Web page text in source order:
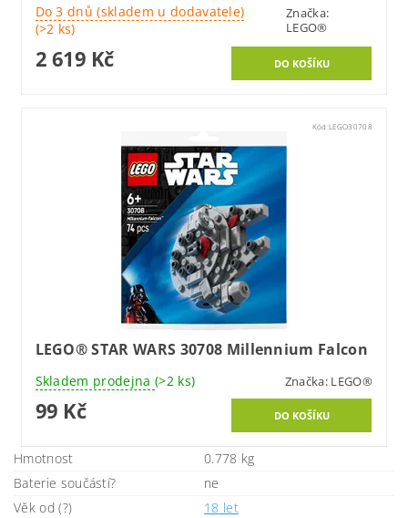
Do 3 dnů (skladem u dodavatele)
(>2 ks)
Značka:
LEGO®
2 619 Kč
Kód:LEGO30708
LEGO® STAR WARS 30708 Millennium Falcon
Skladem prodejna (>2 ks) Značka: LEGO®
99 Kč
Hmotnost
0.778 kg
Baterie součástí?
ne
Věk od (?)
18 let